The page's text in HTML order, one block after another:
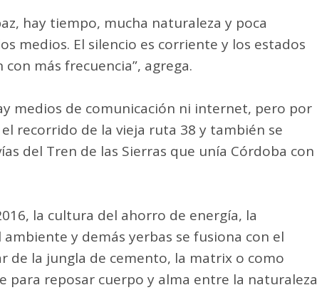
hay tiempo, mucha naturaleza y poca
medios. El silencio es corriente y los estados
con más frecuencia”, agrega.
medios de comunicación ni internet, pero por
recorrido de la vieja ruta 38 y también se
del Tren de las Sierras que unía Córdoba con
la cultura del ahorro de energía, la
ambiente y demás yerbas se fusiona con el
de la jungla de cemento, la matrix o como
para reposar cuerpo y alma entre la naturaleza